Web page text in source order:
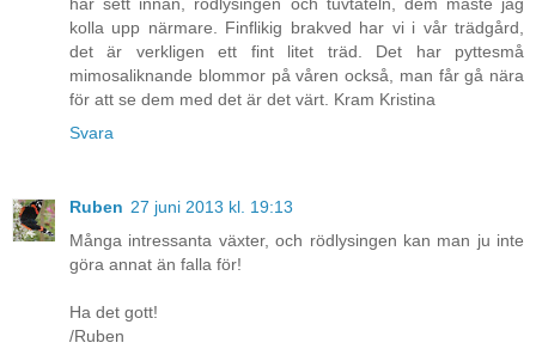
har sett innan, rödlysingen och tuvtåteln, dem måste jag
kolla upp närmare. Finflikig brakved har vi i vår trädgård,
det är verkligen ett fint litet träd. Det har pyttesmå
mimosaliknande blommor på våren också, man får gå nära
för att se dem med det är det värt. Kram Kristina
Svara
Ruben 27 juni 2013 kl. 19:13
Många intressanta växter, och rödlysingen kan man ju inte
göra annat än falla för!
Ha det gott!
/Ruben